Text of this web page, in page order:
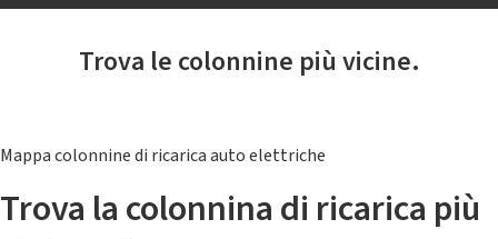
Trova le colonnine più vicine.
Mappa colonnine di ricarica auto elettriche
Trova la colonnina di ricarica più